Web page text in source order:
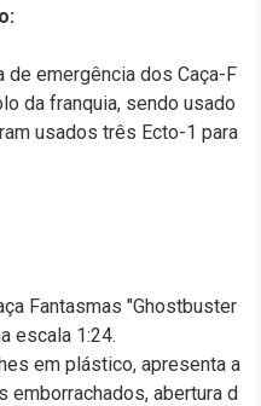
de emergência dos Caça-F
da franquia, sendo usado
usados três Ecto-1 para
Fantasmas "Ghostbuster
escala 1:24.
em plástico, apresenta a
emborrachados, abertura d